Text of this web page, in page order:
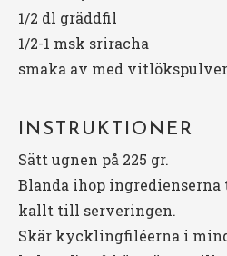
1/2 dl gräddfil
1/2-1 msk sriracha
smaka av med
INSTRUKTIONER
Sätt ugnen på 225 gr.
Blanda ihop
kallt till serveringen.
Skär kycklingfiléerna i